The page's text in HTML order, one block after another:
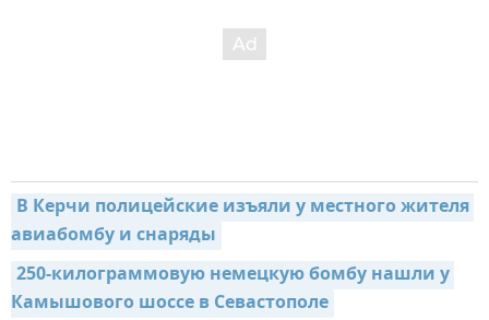
В Керчи полицейские изъяли у местного жителя
авиабомбу и снаряды
250-килограммовую немецкую бомбу нашли у
Камышового шоссе в Севастополе